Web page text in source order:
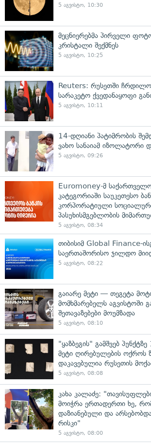
5 აგვისტო, 10:30
მეცნიერებმა პირველი
კრისტალი შექმნეს
5 აგვისტო, 10:25
Reuters: რუსეთში
სარაკეტო ქვედანაყოფი
5 აგვისტო, 10:11
14-დღიანი პატიმრობის
ვახო სანაიამ იზოლატორი
5 აგვისტო, 09:26
Euromoney-მ
კატეგორიაში საუკეთესო
კორპორატიული
პასუხისმგებლობის
5 აგვისტო, 08:34
თიბისიმ Global Finance-
საერთაშორისო ჯილდო
5 აგვისტო, 08:22
გაიარე მეტი — თეგეტა
მომხმარებელს აგვისტოში
შეთავაზებები მოუმზადა
5 აგვისტო, 08:10
"ყაზბეგის" გამშვებ
მეტი ღირებულების ოქროს
დაკავებულია რუსეთის
5 აგვისტო, 08:08
კახა კალაძე:
მოიჭრა ერთადერთი ხე,
დაზიანებული და არსებობდა
რისკი"
5 აგვისტო, 08:00